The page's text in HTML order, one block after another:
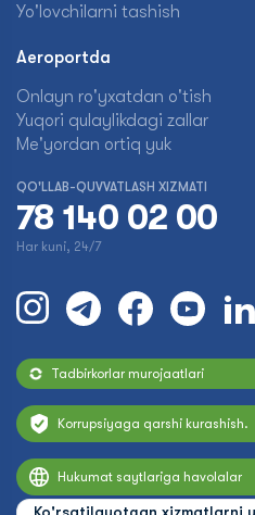
Yo'lovchilarni tashish
Aeroportda
Onlayn ro'yxatdan o'tish
Yuqori qulaylikdagi zallar
Me'yordan ortiq yuk
QO'LLAB-QUVVATLASH XIZMATI
78 140 02 00
Har kuni, 24/7
Tadbirkorlar murojaatlari
Korrupsiyaga qarshi kurashish.
Hukumat saytlariga havolalar